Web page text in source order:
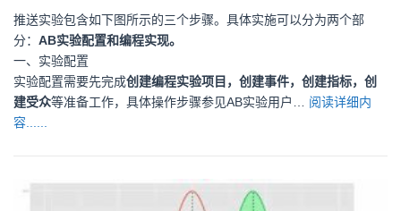
推送实验包含如下图所示的三个步骤。具体实施可以分为两个部
分： AB实验配置和编程实现。
一、实验配置
实验配置需要先完成创建编程实验项目，创建事件，创建指标，创
建受众等准备工作，具体操作步骤参见AB实验用户… 阅读详细内
容......